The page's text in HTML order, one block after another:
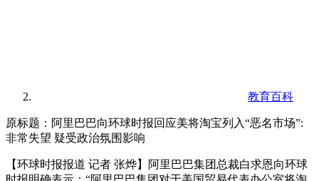
教育百科
原标题：阿里巴巴向环球时报回应美将淘宝列入“恶名市场”:
非常失望 疑受政治氛围影响
【环球时报报道 记者 张烨】阿里巴巴集团总裁白求恩向环球